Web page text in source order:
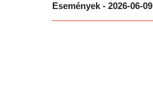
Események - 2026-06-09